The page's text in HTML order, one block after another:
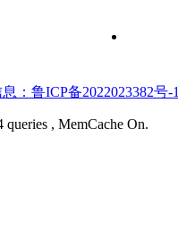
：鲁ICP备2022023382号-1
queries , MemCache On.